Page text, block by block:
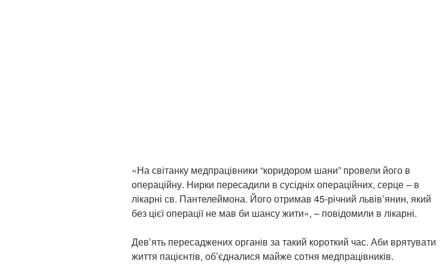
«На світанку медпрацівники “коридором шани” провели його в
операційну. Нирки пересадили в сусідніх операційних, серце – в
лікарні св. Пантелеймона. Його отримав 45-річний львів’янин, який
без цієї операції не мав би шансу жити», – повідомили в лікарні.
Дев’ять пересаджених органів за такий короткий час. Аби врятувати
життя пацієнтів, об’єдналися майже сотня медпрацівників.